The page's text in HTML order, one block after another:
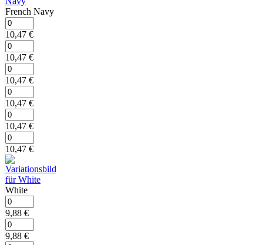
French Navy
10,47 €
10,47 €
10,47 €
10,47 €
10,47 €
10,47 €
White
9,88 €
9,88 €